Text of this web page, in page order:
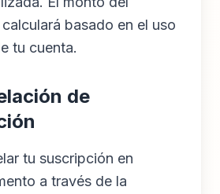
basado en el uso
tu cuenta.
de
tu suscripción en
a través de la